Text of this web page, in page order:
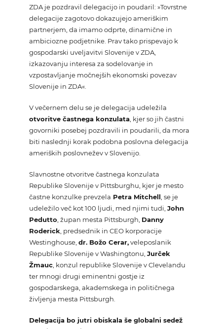
ZDA je pozdravil delegacijo in poudaril: »Tovrstne
delegacije zagotovo dokazujejo ameriškim
partnerjem, da imamo odprte, dinamične in
ambiciozne podjetnike. Prav tako prispevajo k
gospodarski uveljavitvi Slovenije v ZDA,
izkazovanju interesa za sodelovanje in
vzpostavljanje močnejših ekonomski povezav
Slovenije in ZDA«.
V večernem delu se je delegacija udeležila
otvoritve častnega konzulata, kjer so jih častni
govorniki posebej pozdravili in poudarili, da mora
biti naslednji korak podobna poslovna delegacija
ameriških poslovnežev v Slovenijo.
Slavnostne otvoritve častnega konzulata
Republike Slovenije v Pittsburghu, kjer je mesto
častne konzulke prevzela Petra Mitchell , se je
udeležilo več kot 100 ljudi, med njimi tudi, John
Pedutto , župan mesta Pittsburgh, Danny
Roderick , predsednik in CEO korporacije
Westinghouse, dr. Božo Cerar,veleposlanik
Republike Slovenije v Washingtonu, Jurček
Žmauc, konzul republike Slovenije v Clevelandu
ter mnogi drugi eminentni gostje iz
gospodarskega, akademskega in političnega
življenja mesta Pittsburgh.
Delegacija bo jutri obiskala še globalni sedež